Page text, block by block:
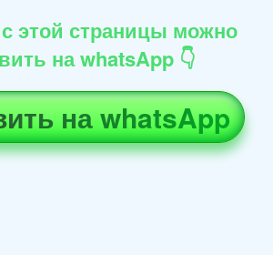
этой страницы можно
на whatsApp 👇
на whatsApp